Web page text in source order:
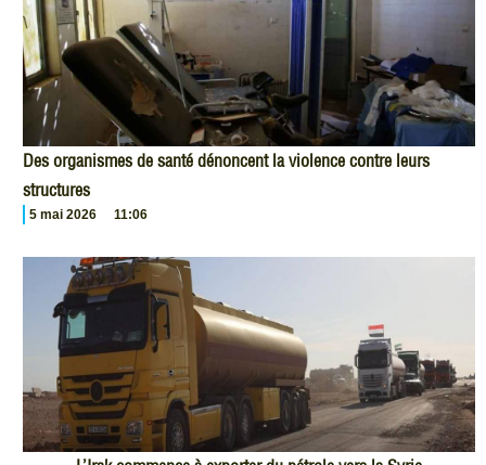
Des organismes de santé dénoncent la violence contre leurs
structures
5 mai 2026 11:06